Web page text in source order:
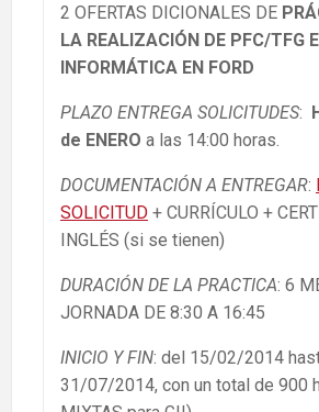
2 OFERTAS DICIONALES DE
LA REALIZACIÓN DE PFC/TFG
INFORMÁTICA EN FORD
PLAZO ENTREGA SOLICITUDES:
de ENERO a las 14:00 horas.
DOCUMENTACIÓN A ENTREGAR:
SOLICITUD + CURRÍCULO +
INGLÉS (si se tienen)
DURACIÓN DE LA PRACTICA: 6
JORNADA DE 8:30 A 16:45
INICIO Y FIN: del 15/02/2014
31/07/2014, con un total de 900